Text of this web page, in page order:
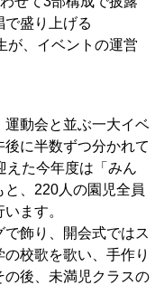
で盛り上げる
が、イベントの運営
運動会と並ぶ一大イベ
に半数ずつ分かれて
えた今年度は「みん
、220人の園児全員
ます。
飾り、開会式ではス
校歌を歌い、手作り
後、未満児クラスの